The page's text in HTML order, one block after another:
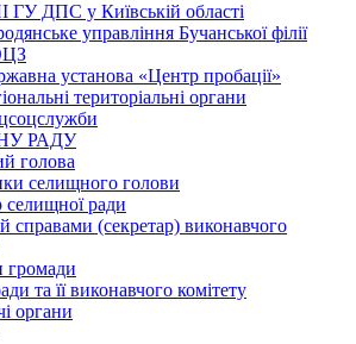
ГУ ДПС у Київській області
управління Бучанської філії
установа «Центр пробації»
територіальні органи
РАДУ
голова
селищного голови
селищної ради
справами (секретар) виконавчого
громади
та її виконавчого комітету
органи